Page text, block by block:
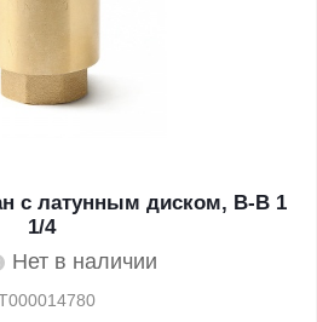
с латунным диском, В-В 1
1/4
Нет в наличии